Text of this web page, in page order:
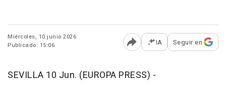
Miércoles, 10 junio 2026
Publicado: 15:06
Abrir opciones para
IA Seguir en
SEVILLA 10 Jun. (EUROPA PRESS) -